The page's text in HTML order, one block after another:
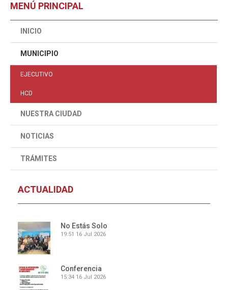
MENÚ PRINCIPAL
INICIO
MUNICIPIO
EJECUTIVO
HCD
NUESTRA CIUDAD
NOTICIAS
TRÁMITES
ACTUALIDAD
No Estás Solo
19:51 16 Jul 2026
Conferencia
15:34 16 Jul 2026